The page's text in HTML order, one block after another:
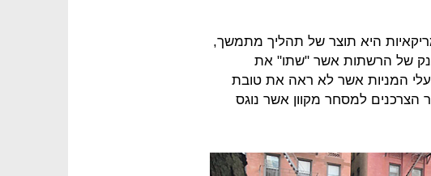
היא תוצר של תהליך מתמשך,
של הרשתות אשר "שתו" את
בעלי המניות אשר לא ראה את טובת
הצרכנים למסחר מקוון אשר נוגס